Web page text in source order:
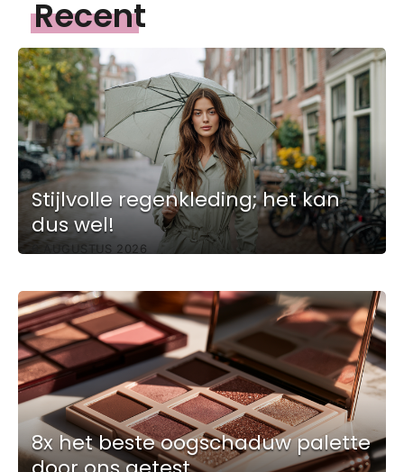
Recent
Stijlvolle regenkleding; het kan
dus wel!
6 AUGUSTUS 2026
8x het beste oogschaduw palette